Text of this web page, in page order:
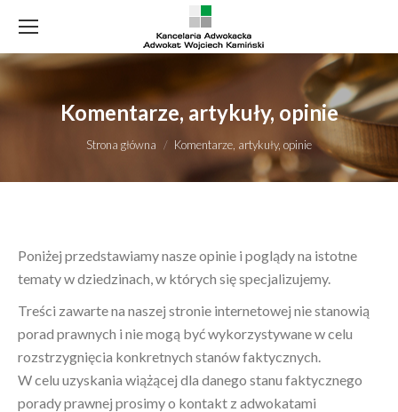
Komentarze, artykuły, opinie
Jesteś tutaj:
Strona główna Komentarze, artykuły, opinie
Poniżej przedstawiamy nasze opinie i poglądy na istotne
tematy w dziedzinach, w których się specjalizujemy.
Treści zawarte na naszej stronie internetowej nie stanowią
porad prawnych i nie mogą być wykorzystywane w celu
rozstrzygnięcia konkretnych stanów faktycznych.
W celu uzyskania wiążącej dla danego stanu faktycznego
porady prawnej prosimy o kontakt z adwokatami